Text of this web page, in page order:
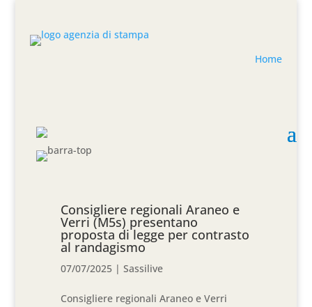
Home
Consigliere regionali Araneo e
Verri (M5s) presentano
proposta di legge per contrasto
al randagismo
07/07/2025 |Sassilive
Consigliere regionali Araneo e Verri